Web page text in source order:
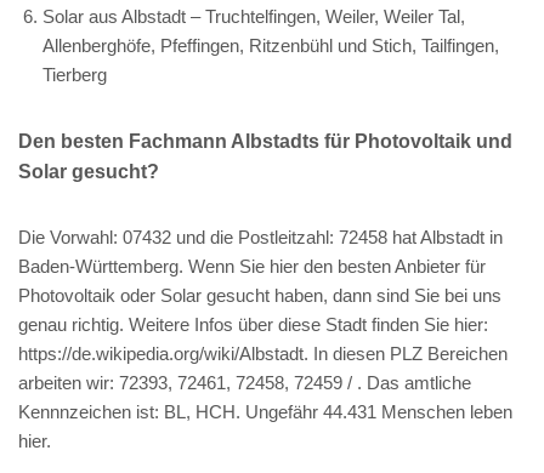
Solar aus Albstadt – Truchtelfingen, Weiler, Weiler Tal,
Allenberghöfe, Pfeffingen, Ritzenbühl und Stich, Tailfingen,
Tierberg
Den besten Fachmann Albstadts für Photovoltaik und
Solar gesucht?
Die Vorwahl: 07432 und die Postleitzahl: 72458 hat Albstadt in
Baden-Württemberg. Wenn Sie hier den besten Anbieter für
Photovoltaik oder Solar gesucht haben, dann sind Sie bei uns
genau richtig. Weitere Infos über diese Stadt finden Sie hier:
https://de.wikipedia.org/wiki/Albstadt. In diesen PLZ Bereichen
arbeiten wir: 72393, 72461, 72458, 72459 / . Das amtliche
Kennnzeichen ist: BL, HCH. Ungefähr 44.431 Menschen leben
hier.